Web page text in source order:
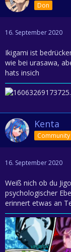
Don
16. September 2020
Ikigami ist
wie bei urasawa,
hats insich
Kenta
16. September 2020
Weiß nich ob du
psychologischer
erinnert etwas an